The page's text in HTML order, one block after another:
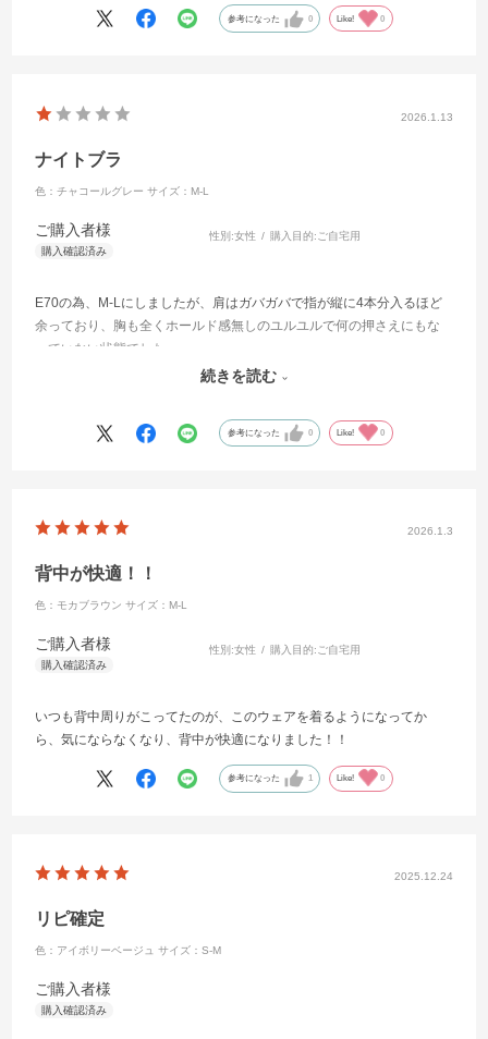
参考になった 0 Like! 0
2026.1.13
ナイトブラ
色：チャコールグレー サイズ：M-L
ご購入者様 性別:女性 購入目的: ご自宅用
E70の為、M-Lにしましたが、肩はガバガバで指が縦に4本分入るほど
余っており、胸も全くホールド感無しのユルユルで何の押さえにもな
っていない状態でした。
全く意味のない物が1万円はひどいです。
続きを読む
参考になった 0 Like! 0
2026.1.3
背中が快適！！
色：モカブラウン サイズ：M-L
ご購入者様 性別:女性 購入目的: ご自宅用
いつも背中周りがこってたのが、このウェアを着るようになってか
ら、気にならなくなり、背中が快適になりました！！
参考になった 1 Like! 0
2025.12.24
リピ確定
色：アイボリーベージュ サイズ：S-M
ご購入者様